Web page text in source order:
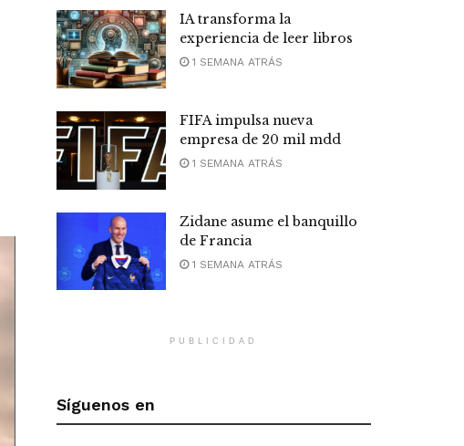
IA transforma la
experiencia de leer libros
1 SEMANA ATRÁS
FIFA impulsa nueva
empresa de 20 mil mdd
1 SEMANA ATRÁS
Zidane asume el banquillo
de Francia
1 SEMANA ATRÁS
PUBLICIDAD
Síguenos en